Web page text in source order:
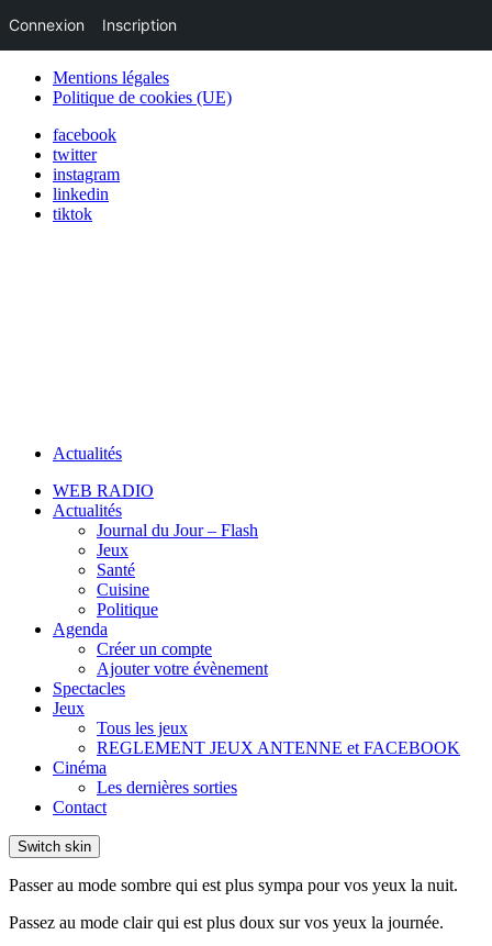
Mentions légales
Politique de cookies (UE)
facebook
twitter
instagram
linkedin
tiktok
Actualités
WEB RADIO
Actualités
Journal du Jour – Flash
Jeux
Santé
Cuisine
Politique
Agenda
Créer un compte
Ajouter votre évènement
Spectacles
Jeux
Tous les jeux
REGLEMENT JEUX ANTENNE et FACEBOOK
Cinéma
Les dernières sorties
Contact
Switch skin
Passer au mode sombre qui est plus sympa pour vos yeux la nuit.
Passez au mode clair qui est plus doux sur vos yeux la journée.
Connexion Inscription